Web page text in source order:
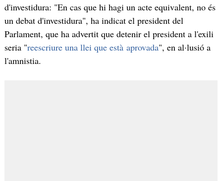
d'investidura: "En cas que hi hagi un acte equivalent, no és
un debat d'investidura", ha indicat el president del
Parlament, que ha advertit que detenir el president a l'exili
seria "reescriure una llei que està aprovada", en al·lusió a
l'amnistia.